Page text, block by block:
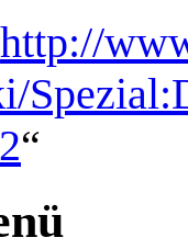
http://
“